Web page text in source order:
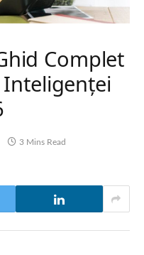
Complet
3 Mins Read